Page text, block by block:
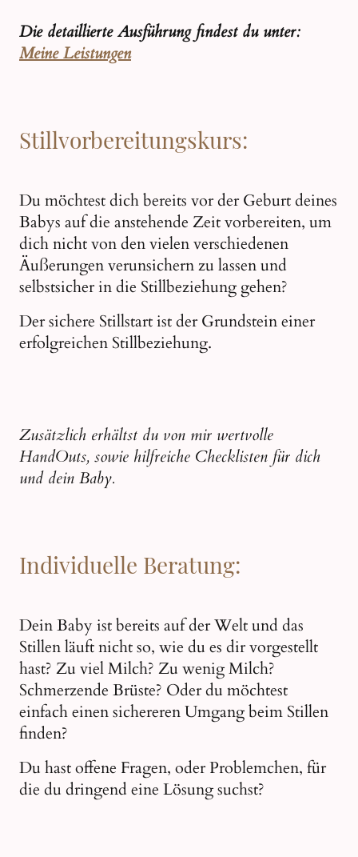
Die detaillierte Ausführung findest du unter:
Meine Leistungen
Stillvorbereitungskurs:
Du möchtest dich bereits vor der Geburt deines
Babys auf die anstehende Zeit vorbereiten, um
dich nicht von den vielen verschiedenen
Äußerungen verunsichern zu lassen und
selbstsicher in die Stillbeziehung gehen?
Der sichere Stillstart ist der Grundstein einer
erfolgreichen Stillbeziehung.
Zusätzlich erhältst du von mir wertvolle
HandOuts, sowie hilfreiche Checklisten für dich
und dein Baby.
Individuelle Beratung:
Dein Baby ist bereits auf der Welt und das
Stillen läuft nicht so, wie du es dir vorgestellt
hast? Zu viel Milch? Zu wenig Milch?
Schmerzende Brüste? Oder du möchtest
einfach einen sichereren Umgang beim Stillen
finden?
Du hast offene Fragen, oder Problemchen, für
die du dringend eine Lösung suchst?